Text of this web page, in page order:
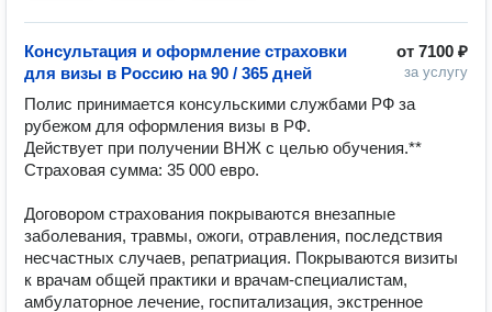
от 7100 ₽
за услугу
Консультация и оформление страховки
для визы в Россию на 90 / 365 дней
Полис принимается консульскими службами РФ за
рубежом для оформления визы в РФ.
Действует при получении ВНЖ с целью обучения.**
Страховая сумма: 35 000 евро.
Договором страхования покрываются внезапные
заболевания, травмы, ожоги, отравления, последствия
несчастных случаев, репатриация. Покрываются визиты
к врачам общей практики и врачам-специалистам,
амбулаторное лечение, госпитализация, экстренное